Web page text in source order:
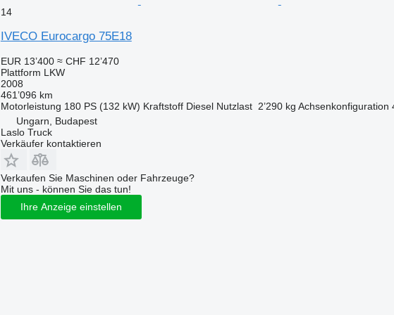
14
IVECO Eurocargo 75E18
EUR 13’400 ≈ CHF 12’470
Plattform LKW
2008
461’096 km
Motorleistung 180 PS (132 kW) Kraftstoff Diesel Nutzlast 2’290 kg Achsenkonfiguration
Ungarn, Budapest
Laslo Truck
Verkäufer kontaktieren
Verkaufen Sie Maschinen oder Fahrzeuge?
Mit uns - können Sie das tun!
Ihre Anzeige einstellen